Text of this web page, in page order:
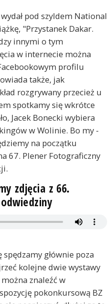
pod szyldem National
"Przystanek Dakar.
innymi o tym
w internecie można
profilu
także, jak
rozgrywany przecież u
spotkamy się wkrótce
Jacek Bonecki wybiera
w Wolinie. Bo my -
na początku
67. Plener Fotograficzny
zdjęcia z 66.
głównie poza
kolejne dwie wystawy
znaleźć w
pokonkursową BZ